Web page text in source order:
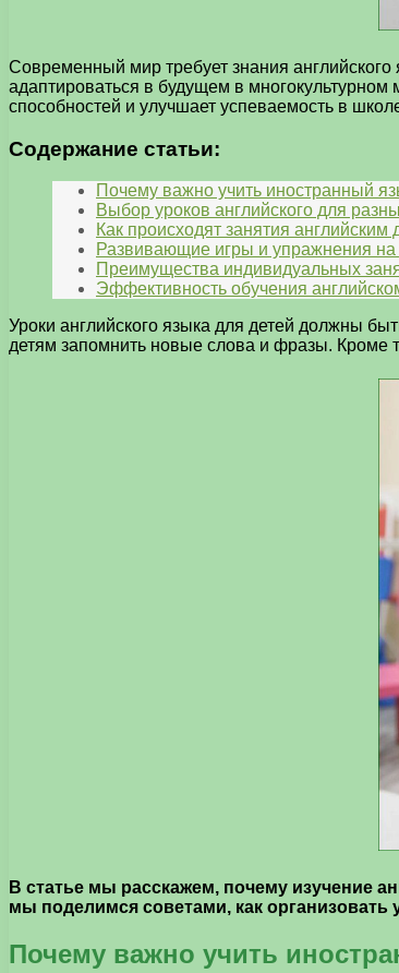
Современный мир требует знания
адаптироваться в будущем в
способностей и улучшает успеваемость в
Содержание статьи:
Почему важно учить иностранный
Выбор уроков английского для
Как происходят занятия английским
Развивающие игры и упражнения на
Преимущества индивидуальных
Эффективность обучения
Уроки английского языка для детей должны
детям запомнить новые слова и фразы. Кроме
В статье мы расскажем, почему изучение
мы поделимся советами, как организовать
Почему важно учить